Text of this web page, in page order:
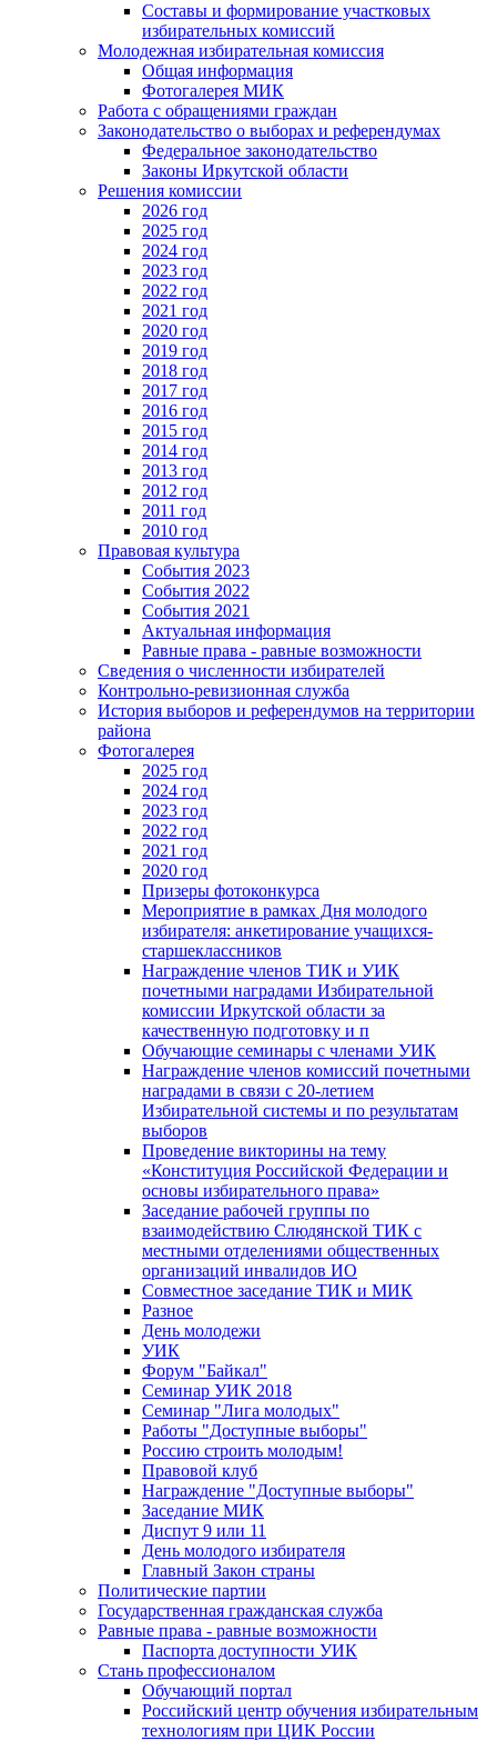
Составы и формирование участковых
избирательных комиссий
Молодежная избирательная комиссия
Общая информация
Фотогалерея МИК
Работа с обращениями граждан
Законодательство о выборах и референдумах
Федеральное законодательство
Законы Иркутской области
Решения комиссии
2026 год
2025 год
2024 год
2023 год
2022 год
2021 год
2020 год
2019 год
2018 год
2017 год
2016 год
2015 год
2014 год
2013 год
2012 год
2011 год
2010 год
Правовая культура
События 2023
События 2022
События 2021
Актуальная информация
Равные права - равные возможности
Сведения о численности избирателей
Контрольно-ревизионная служба
История выборов и референдумов на территории
района
Фотогалерея
2025 год
2024 год
2023 год
2022 год
2021 год
2020 год
Призеры фотоконкурса
Мероприятие в рамках Дня молодого
избирателя: анкетирование учащихся-
старшеклассников
Награждение членов ТИК и УИК
почетными наградами Избирательной
комиссии Иркутской области за
качественную подготовку и п
Обучающие семинары с членами УИК
Награждение членов комиссий почетными
наградами в связи с 20-летием
Избирательной системы и по результатам
выборов
Проведение викторины на тему
«Конституция Российской Федерации и
основы избирательного права»
Заседание рабочей группы по
взаимодействию Слюдянской ТИК с
местными отделениями общественных
организаций инвалидов ИО
Совместное заседание ТИК и МИК
Разное
День молодежи
УИК
Форум "Байкал"
Семинар УИК 2018
Семинар "Лига молодых"
Работы "Доступные выборы"
Россию строить молодым!
Правовой клуб
Награждение "Доступные выборы"
Заседание МИК
Диспут 9 или 11
День молодого избирателя
Главный Закон страны
Политические партии
Государственная гражданская служба
Равные права - равные возможности
Паспорта доступности УИК
Стань профессионалом
Обучающий портал
Российский центр обучения избирательным
технологиям при ЦИК России